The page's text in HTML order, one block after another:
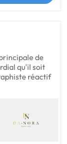
de
qu'il soit
réactif